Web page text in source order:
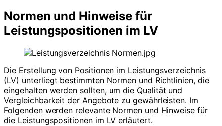
Normen und Hinweise für
Leistungspositionen im LV
Die Erstellung von Positionen im Leistungsverzeichnis
(LV) unterliegt bestimmten Normen und Richtlinien, die
eingehalten werden sollten, um die Qualität und
Vergleichbarkeit der Angebote zu gewährleisten. Im
Folgenden werden relevante Normen und Hinweise für
die Leistungspositionen im LV erläutert.